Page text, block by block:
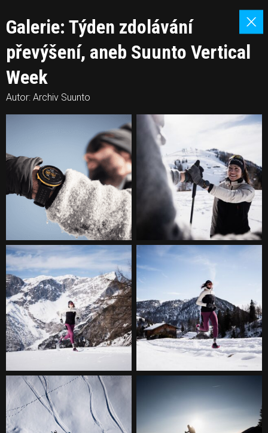
Galerie: Týden zdolávání
převýšení, aneb Suunto Vertical
Week
Autor: Archiv Suunto